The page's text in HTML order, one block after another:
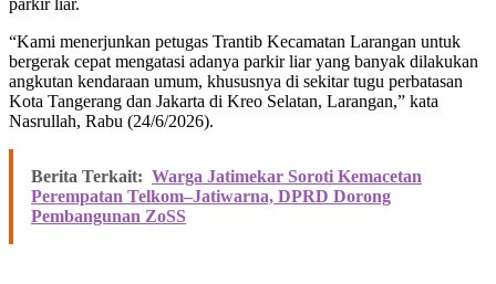
parkir liar.
“Kami menerjunkan petugas Trantib Kecamatan Larangan untuk
bergerak cepat mengatasi adanya parkir liar yang banyak dilakukan
angkutan kendaraan umum, khususnya di sekitar tugu perbatasan
Kota Tangerang dan Jakarta di Kreo Selatan, Larangan,” kata
Nasrullah, Rabu (24/6/2026).
Berita Terkait: Warga Jatimekar Soroti Kemacetan
Perempatan Telkom–Jatiwarna, DPRD Dorong
Pembangunan ZoSS